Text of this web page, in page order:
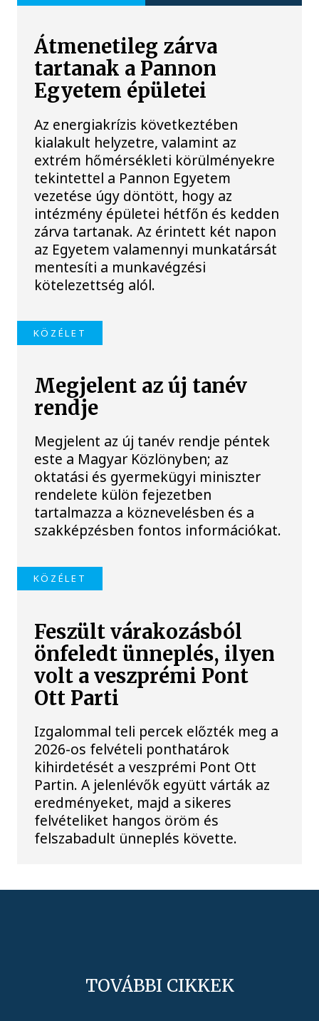
Átmenetileg zárva
tartanak a Pannon
Egyetem épületei
Az energiakrízis következtében
kialakult helyzetre, valamint az
extrém hőmérsékleti körülményekre
tekintettel a Pannon Egyetem
vezetése úgy döntött, hogy az
intézmény épületei hétfőn és kedden
zárva tartanak. Az érintett két napon
az Egyetem valamennyi munkatársát
mentesíti a munkavégzési
kötelezettség alól.
KÖZÉLET
Megjelent az új tanév
rendje
Megjelent az új tanév rendje péntek
este a Magyar Közlönyben; az
oktatási és gyermekügyi miniszter
rendelete külön fejezetben
tartalmazza a köznevelésben és a
szakképzésben fontos információkat.
KÖZÉLET
Feszült várakozásból
önfeledt ünneplés, ilyen
volt a veszprémi Pont
Ott Parti
Izgalommal teli percek előzték meg a
2026-os felvételi ponthatárok
kihirdetését a veszprémi Pont Ott
Partin. A jelenlévők együtt várták az
eredményeket, majd a sikeres
felvételiket hangos öröm és
felszabadult ünneplés követte.
TOVÁBBI CIKKEK